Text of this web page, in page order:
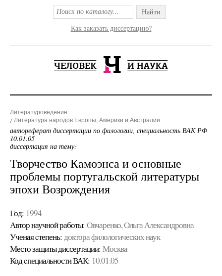
Найти
Как заказать диссертацию?
Литературоведение
Литература народов Европы, Америки и Австралии
автореферат диссертации по филологии, специальность ВАК РФ
10.01.05
диссертация на тему:
Творчество Камоэнса и основные
проблемы португальской литературы
эпохи Возрождения
Год: 1994
Автор научной работы: Овчаренко, Ольга Александровна
Ученая cтепень: доктора филологических наук
Место защиты диссертации: Москва
Код cпециальности ВАК: 10.01.05